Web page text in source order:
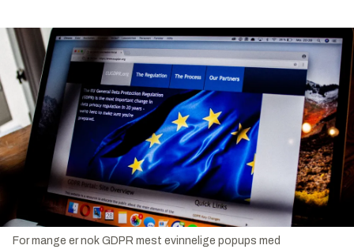
For mange er nok GDPR mest evinnelige popups med